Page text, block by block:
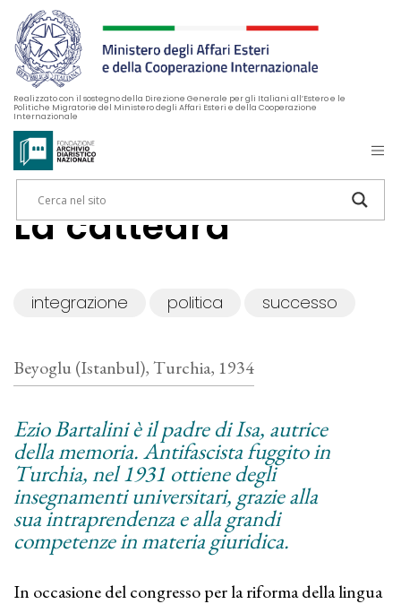
Realizzato con il sostegno della Direzione Generale per gli Italiani all’Estero e le
Politiche Migratorie del Ministero degli Affari Esteri e della Cooperazione
Internazionale
La cattedra
integrazione politica successo
Beyoglu (Istanbul), Turchia, 1934
Ezio Bartalini è il padre di Isa, autrice
della memoria. Antifascista fuggito in
Turchia, nel 1931 ottiene degli
insegnamenti universitari, grazie alla
sua intraprendenza e alla grandi
competenze in materia giuridica.
In occasione del congresso per la riforma della lingua